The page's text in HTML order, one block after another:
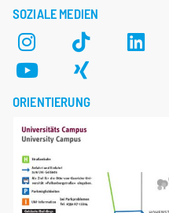
SOZIALE MEDIEN
ORIENTIERUNG